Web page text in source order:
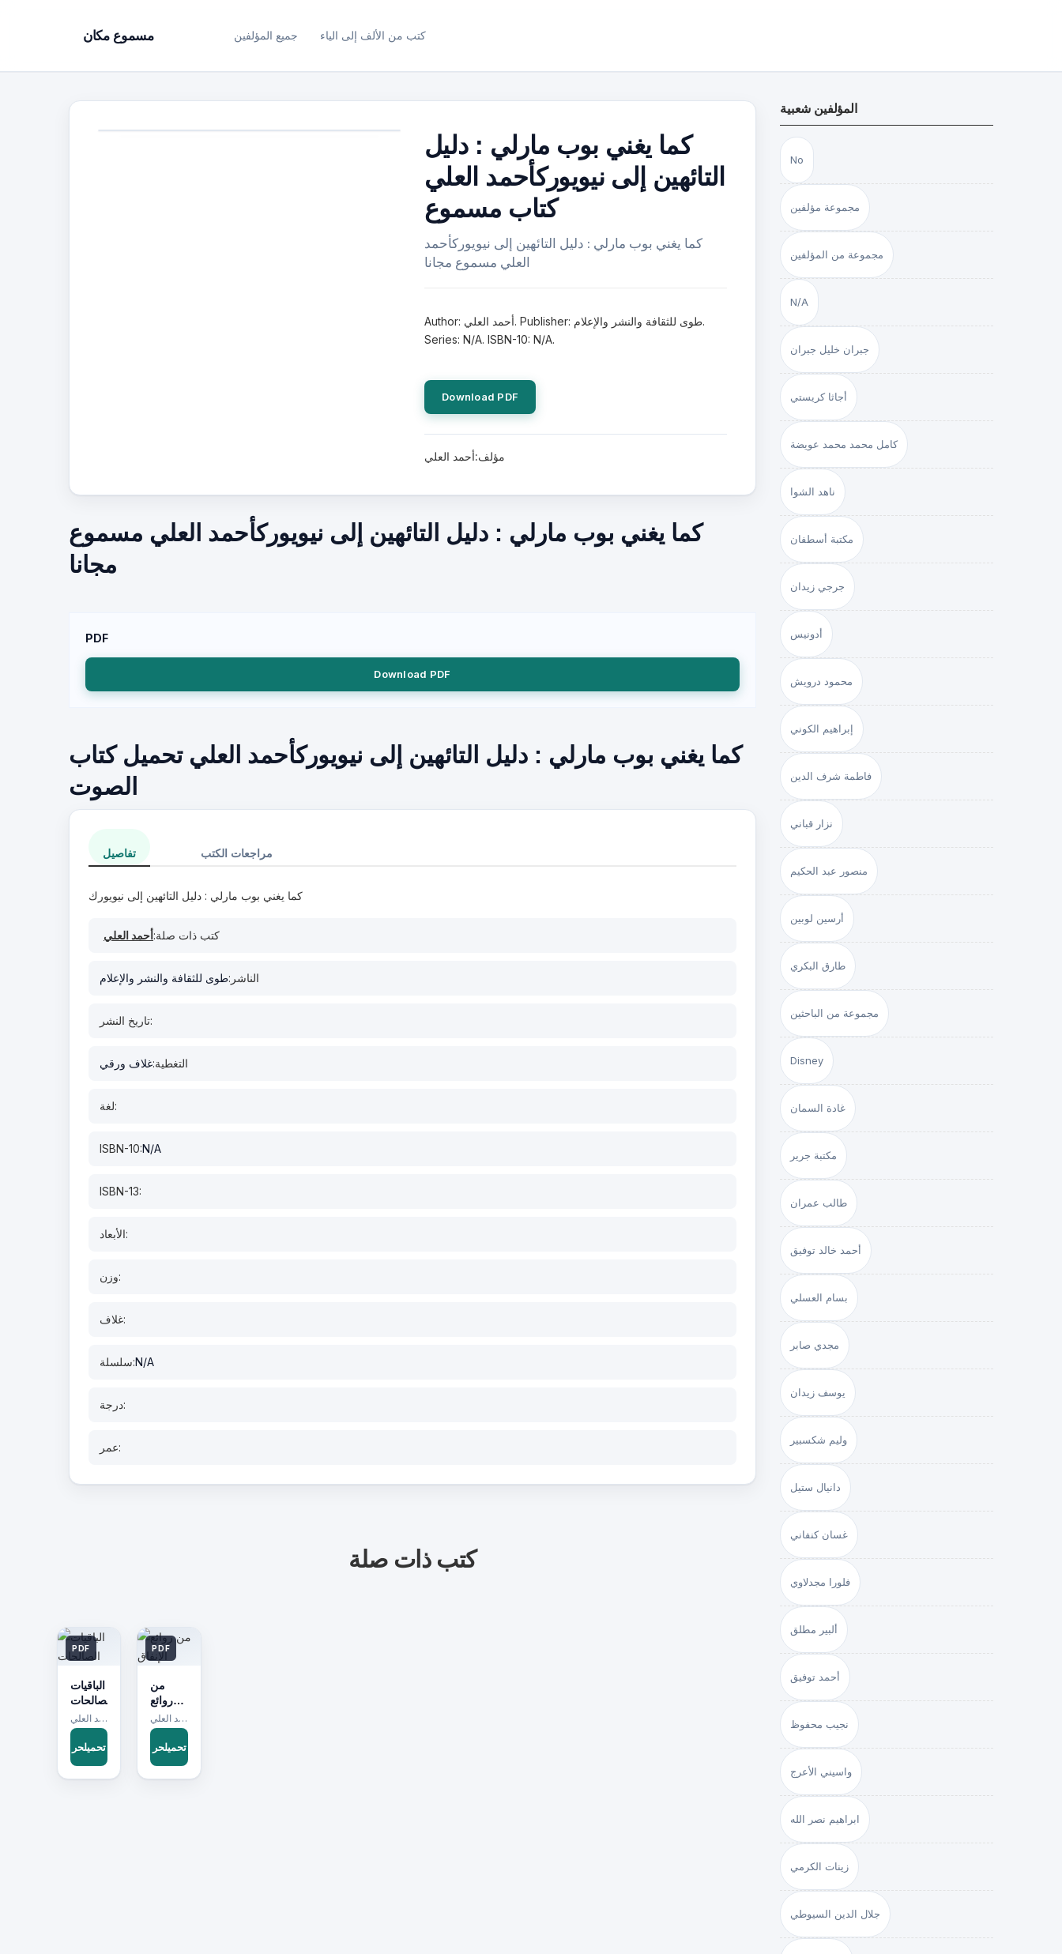
مسموع مكان جميع المؤلفين كتب من الألف إلى الياء
كما يغني بوب مارلي : دليل
التائهين إلى نيويوركأحمد العلي
كتاب مسموع
كما يغني بوب مارلي : دليل التائهين إلى نيويوركأحمد
العلي مسموع مجانا
Author: أحمد العلي. Publisher: طوى للثقافة والنشر والإعلام.
Series: N/A. ISBN-10: N/A.
Download PDF
مؤلف:أحمد العلي
كما يغني بوب مارلي : دليل التائهين إلى نيويوركأحمد العلي مسموع
مجانا
PDF
Download PDF
كما يغني بوب مارلي : دليل التائهين إلى نيويوركأحمد العلي تحميل كتاب
الصوت
تفاصيل مراجعات الكتب
كما يغني بوب مارلي : دليل التائهين إلى نيويورك
كتب ذات صلة:أحمد العلي
الناشر:طوى للثقافة والنشر والإعلام
تاريخ النشر:
التغطية:غلاف ورقي
لغة:
ISBN-10:N/A
ISBN-13:
الأبعاد:
وزن:
غلاف:
سلسلة:N/A
درجة:
عمر:
كتب ذات صلة
PDF
الباقيات
الصالحات
مؤلف:أحمد العلي
تحميلحر
PDF
من
روائع
الإنفاقمؤلف:أحمد العلي
تحميلحر
المؤلفين شعبية
No
مجموعة مؤلفين
مجموعة من المؤلفين
N/A
جبران خليل جبران
أجاثا كريستي
كامل محمد محمد عويضة
ناهد الشوا
مكتبة أسطفان
جرجي زيدان
أدونيس
محمود درويش
إبراهيم الكوني
فاطمة شرف الدين
نزار قباني
منصور عبد الحكيم
أرسين لوبين
طارق البكري
مجموعة من الباحثين
Disney
غادة السمان
مكتبة جرير
طالب عمران
أحمد خالد توفيق
بسام العسلي
مجدي صابر
يوسف زيدان
وليم شكسبير
دانيال ستيل
غسان كنفاني
فلورا مجدلاوي
ألبير مطلق
أحمد توفيق
نجيب محفوظ
واسيني الأعرج
ابراهيم نصر الله
زينات الكرمي
جلال الدين السيوطي